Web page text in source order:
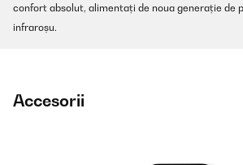
confort absolut, alimentați de noua generație de
infraroșu.
Accesorii